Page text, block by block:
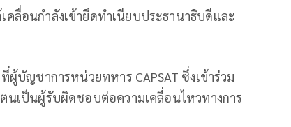
ลื่อนกำลังเข้ายึดทำเนียบประธานาธิบดีและ
บัญชาการหน่วยทหาร CAPSAT ซึ่งเข้าร่วม
เป็นผู้รับผิดชอบต่อความเคลื่อนไหวทางการ